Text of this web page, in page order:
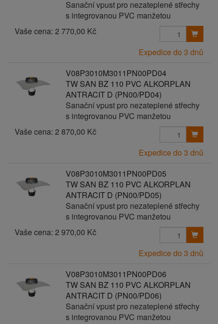
Sanační vpust pro nezateplené střechy
s integrovanou PVC manžetou
Vaše cena: 2 770,00 Kč
Expedice do 3 dnů
V08P3010M3011PN00PD04
TW SAN BZ 110 PVC ALKORPLAN
ANTRACIT D (PN00/PD04)
Sanační vpust pro nezateplené střechy
s integrovanou PVC manžetou
Vaše cena: 2 870,00 Kč
Expedice do 3 dnů
V08P3010M3011PN00PD05
TW SAN BZ 110 PVC ALKORPLAN
ANTRACIT D (PN00/PD05)
Sanační vpust pro nezateplené střechy
s integrovanou PVC manžetou
Vaše cena: 2 970,00 Kč
Expedice do 3 dnů
V08P3010M3011PN00PD06
TW SAN BZ 110 PVC ALKORPLAN
ANTRACIT D (PN00/PD06)
Sanační vpust pro nezateplené střechy
s integrovanou PVC manžetou